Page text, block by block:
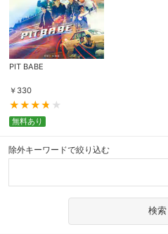
PIT BABE
￥ 330
無料あり
除外キーワードで絞り込む